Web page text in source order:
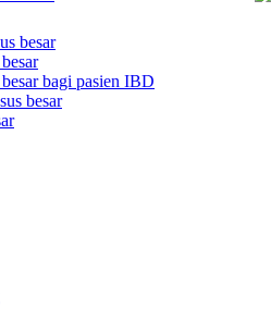
besar
bagi pasien IBD
besar